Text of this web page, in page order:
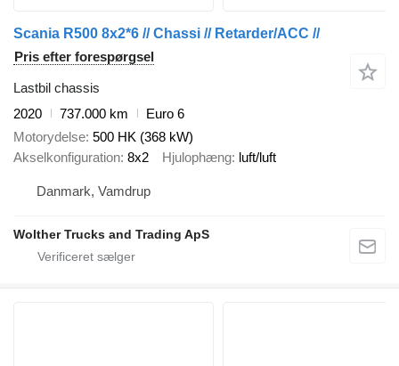
Scania R500 8x2*6 // Chassi // Retarder/ACC //
Pris efter forespørgsel
Lastbil chassis
2020
737.000 km
Euro 6
Motorydelse 500 HK (368 kW)
Akselkonfiguration 8x2 Hjulophæng luft/luft
Danmark, Vamdrup
Wolther Trucks and Trading ApS